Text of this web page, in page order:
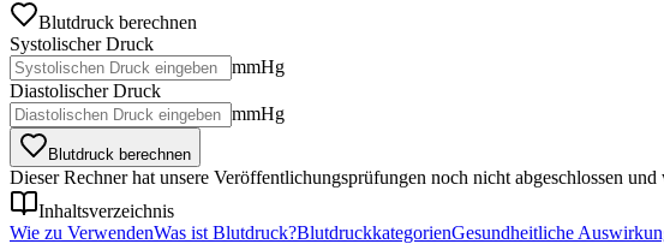
Blutdruck berechnen
Systolischer Druck
mmHg
Diastolischer Druck
mmHg
Blutdruck berechnen
Dieser Rechner hat unsere Veröffentlichungsprüfungen noch nicht abgeschlossen
Inhaltsverzeichnis
Wie zu VerwendenWas ist Blutdruck?BlutdruckkategorienGesundheitliche